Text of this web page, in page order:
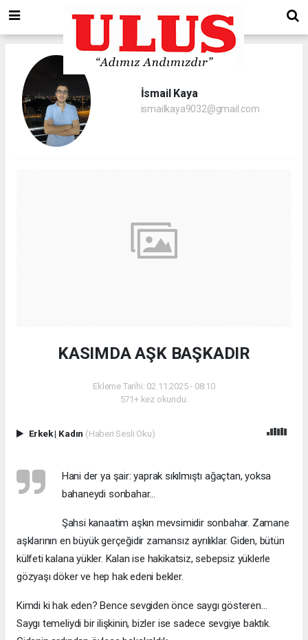
İsmail Kaya
ismailkaya9032@gmail.com
KASIMDA AŞK BAŞKADIR
Ekleme Tarihi: 02.11.2025 - 08:10
571+ kez okundu.
Erkek| Kadın (Haberi Sesli Oku)
Hani der ya şair: yaprak sıkılmıştı ağaçtan, yoksa
bahaneydi sonbahar…
Şahsi kanaatim aşkın mevsimidir sonbahar. Zamane
aşklarının en büyük gerçeğidir zamansız ayrılıklar. Giden, bütün
külfeti kalana yükler. Kalan ise hakikatsiz, sebepsiz yüklerle
gözyaşı döker ve hep hak edeni bekler.
Kimdi ki hak eden? Bence sevgiden önce saygı gösteren…
Saygı temeliydi bir ilişkinin, bizler ise sadece sevgiye baktık.